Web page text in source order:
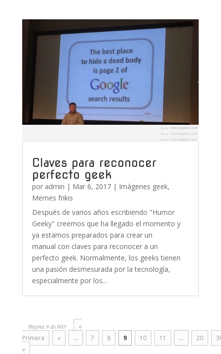
Claves para reconocer
perfecto geek
por admin | Mar 6, 2017| Imágenes geek,
Memes frikis
Después de varios años escribiendo "Humor
Geeky" creemos que ha llegado el momento y
ya estamos preparados para crear un
manual con claves para reconocer a un
perfecto geek. Normalmente, los geeks tienen
una pasión desmesurada por la tecnología,
especialmente por los...
Página 9 de 603
«
Primera
« ... 7 8 9 10 11 ... 20
»